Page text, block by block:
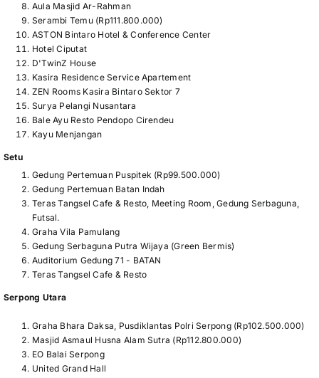
Aula Masjid Ar-Rahman
Serambi Temu (Rp111.800.000)
ASTON Bintaro Hotel & Conference Center
Hotel Ciputat
D'TwinZ House
Kasira Residence Service Apartement
ZEN Rooms Kasira Bintaro Sektor 7
Surya Pelangi Nusantara
Bale Ayu Resto Pendopo Cirendeu
Kayu Menjangan
Setu
Gedung Pertemuan Puspitek (Rp99.500.000)
Gedung Pertemuan Batan Indah
Teras Tangsel Cafe & Resto, Meeting Room, Gedung Serbaguna,
Futsal.
Graha Vila Pamulang
Gedung Serbaguna Putra Wijaya (Green Bermis)
Auditorium Gedung 71 - BATAN
Teras Tangsel Cafe & Resto
Serpong Utara
Graha Bhara Daksa, Pusdiklantas Polri Serpong (Rp102.500.000)
Masjid Asmaul Husna Alam Sutra (Rp112.800.000)
EO Balai Serpong
United Grand Hall